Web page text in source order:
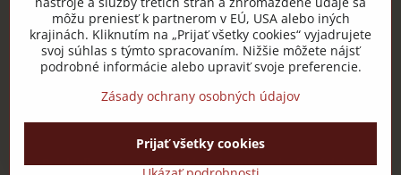
IČ DPH: SK2120085451
Užitočné odkazy
©2026Copyright
Predvoľby súkromiaZásady ochrany osobných údajov
môžu preniesť k partnerom v EÚ, USA alebo iných
krajinách. Kliknutím na „Prijať všetky cookies“ vyjadrujete
svoj súhlas s týmto spracovaním. Nižšie môžete nájsť
podrobné informácie alebo upraviť svoje preferencie.
Zásady ochrany osobných údajov
Prijať všetky cookies